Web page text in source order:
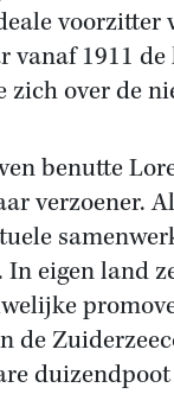
voorzitter
vanaf 1911
over de
benutte
verzoener.
In eigen land
de